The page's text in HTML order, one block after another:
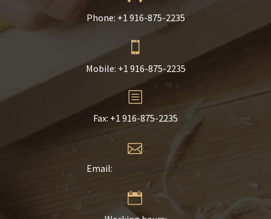
Phone: +1 916-875-2235


Mobile: +1 916-875-2235
b
b
Fax: +1 916-875-2235


Email: info@domain.ltd

